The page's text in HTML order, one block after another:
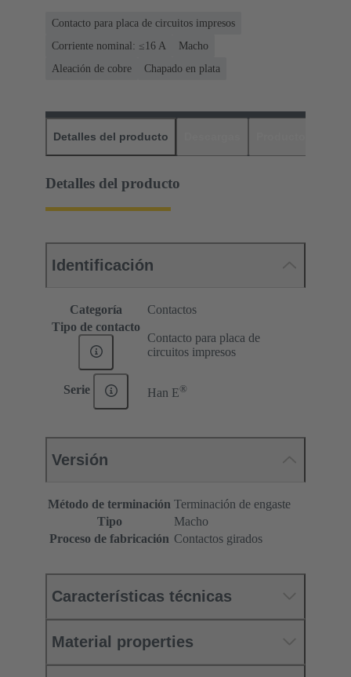
Contacto para placa de circuitos impresos
Corriente nominal: ≤16 A
Macho
Aleación de cobre
Chapado en plata
Detalles del producto
Detalles del producto
Identificación
Categoría
Contactos
Tipo de contacto
Contacto para placa de
circuitos impresos
Serie Han E®
Versión
Método de terminación Terminación de engaste
Tipo
Macho
Proceso de fabricación Contactos girados
Características técnicas
Material properties